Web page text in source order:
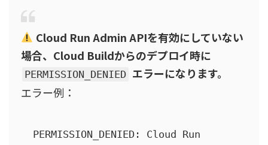
Cloud Run Admin APIを有効にしていない
場合、Cloud Buildからのデプロイ時に
PERMISSION_DENIED エラーになります。
エラー例：
PERMISSION_DENIED: Cloud Run